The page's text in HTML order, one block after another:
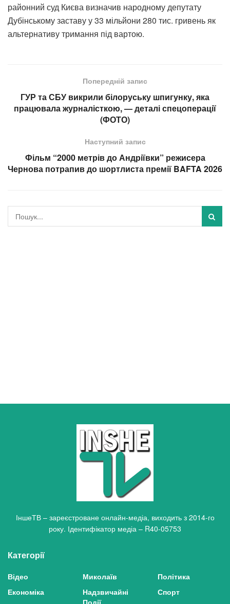
районний суд Києва визначив народному депутату
Дубінському заставу у 33 мільйони 280 тис. гривень як
альтернативу тримання під вартою.
Попередній запис
ГУР та СБУ викрили білоруську шпигунку, яка
працювала журналісткою, — деталі спецоперації
(ФОТО)
Наступний запис
Фільм “2000 метрів до Андріївки” режисера
Чернова потрапив до шортлиста премії BAFTA 2026
ІншеТВ – зареєстроване онлайн-медіа, виходить з 2014-го
року. Ідентифікатор медіа – R40-05753
Категорії
Відео
Економіка
Миколаїв
Надзвичайні
Події
Політика
Спорт